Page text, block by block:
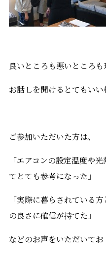
良いところも悪いところ
お話しを聞けるとてもいい
ご参加いただいた方は、
「エアコンの設定温度や
てとても参考になった」
「実際に暮らされている
の良さに確信が持てた」
などのお声をいただいてお